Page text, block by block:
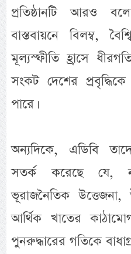
প্রতিষ্ঠানটি আরও
বাস্তবায়নে বিলম্ব,
মূল্যস্ফীতি হ্রাসে
সংকট দেশের
পারে।
অন্যদিকে, এডিবি
সতর্ক করেছে যে,
ভূরাজনৈতিক উত্তেজনা,
আর্থিক খাতের
পুনরুদ্ধারের গতিকে